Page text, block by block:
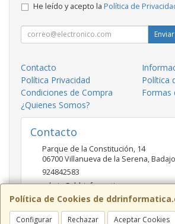
Política de Cookies de
Configurar Rechazar Aceptar Cookies
He leído y acepto la Política de
Enviar
Contacto
Política Privacidad
Política
Condiciones de Compra
Formas
¿Quienes Somos?
Contacto
Parque de la Constitución, 14
06700Villanueva de la Serena,
924842583
admin@ddrinformatica.com